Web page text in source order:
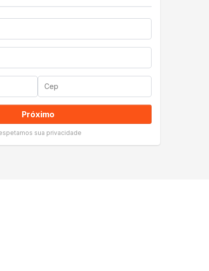
Próximo
sua privacidade